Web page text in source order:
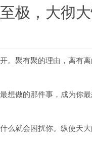
极，大彻大
。聚有聚的理由，离有
想做的那件事，成为你
么就会困扰你。纵使天